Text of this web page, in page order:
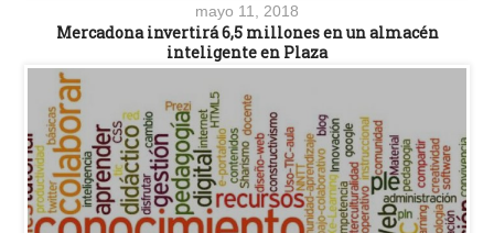
mayo 11, 2018
Mercadona invertirá 6,5 millones en un almacén
inteligente en Plaza